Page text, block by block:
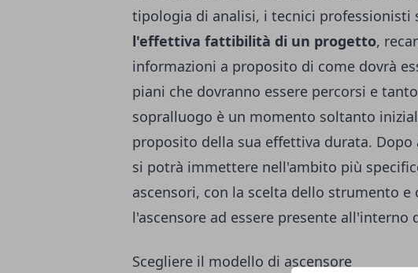
tipologia di analisi, i tecnici professionisti
l'effettiva fattibilità di un progetto,
informazioni a proposito di come dovrà
piani che dovranno essere percorsi e
sopralluogo è un momento soltanto
proposito della sua effettiva durata. Dopo
si potrà immettere nell'ambito più
ascensori, con la scelta dello strumento e
l'ascensore ad essere presente all'interno
Scegliere il modello di ascensore